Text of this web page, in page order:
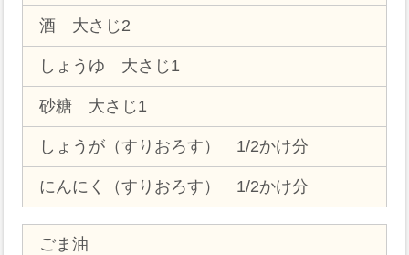
酒 大さじ2
しょうゆ 大さじ1
砂糖 大さじ1
しょうが（すりおろす） 1/2かけ分
にんにく（すりおろす） 1/2かけ分
ごま油